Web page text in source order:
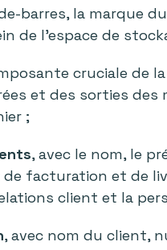
barres, la marque
de l’espace de
cruciale de
et des sorties des
;
, avec le nom, le
de facturation et de
client et la
, avec nom du client,